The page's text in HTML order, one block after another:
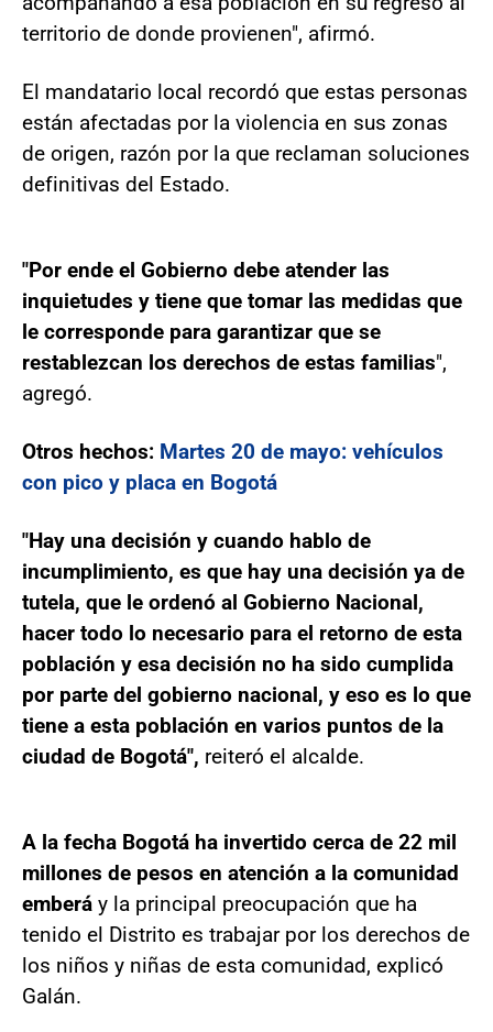
territorio de donde provienen", afirmó.
El mandatario local recordó que estas personas
están afectadas por la violencia en sus zonas
de origen, razón por la que reclaman soluciones
definitivas del Estado.
"Por ende el Gobierno debe atender las
inquietudes y tiene que tomar las medidas que
le corresponde para garantizar que se
restablezcan los derechos de estas familias",
agregó.
Otros hechos: Martes 20 de mayo: vehículos
con pico y placa en Bogotá
"Hay una decisión y cuando hablo de
incumplimiento, es que hay una decisión ya de
tutela, que le ordenó al Gobierno Nacional,
hacer todo lo necesario para el retorno de esta
población y esa decisión no ha sido cumplida
por parte del gobierno nacional, y eso es lo que
tiene a esta población en varios puntos de la
ciudad de Bogotá", reiteró el alcalde.
A la fecha Bogotá ha invertido cerca de 22 mil
millones de pesos en atención a la comunidad
emberá y la principal preocupación que ha
tenido el Distrito es trabajar por los derechos de
los niños y niñas de esta comunidad, explicó
Galán.